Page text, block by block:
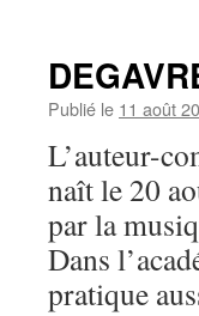
Publié le 11 août
L’auteur-
naît le 20
par la
Dans
pratique